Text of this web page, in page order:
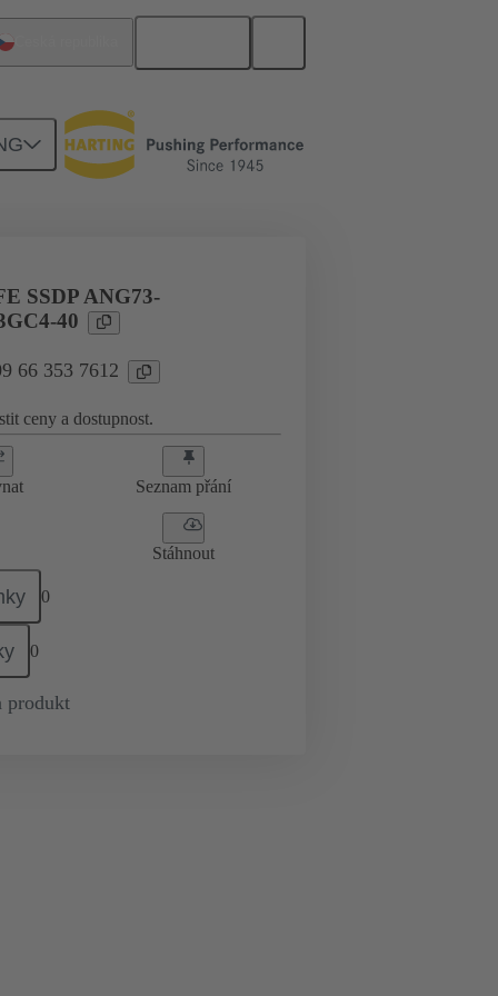
SSDP ANG73-
40
66 353 7612
ceny a dostupnost.
Seznam přání
Stáhnout
0
0
produkt